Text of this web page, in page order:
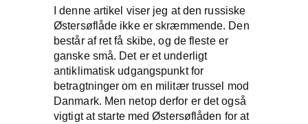
I denne artikel viser jeg at den russiske
Østersøflåde ikke er skræmmende. Den
består af ret få skibe, og de fleste er
ganske små. Det er et underligt
antiklimatisk udgangspunkt for
betragtninger om en militær trussel mod
Danmark. Men netop derfor er det også
vigtigt at starte med Østersøflåden for at